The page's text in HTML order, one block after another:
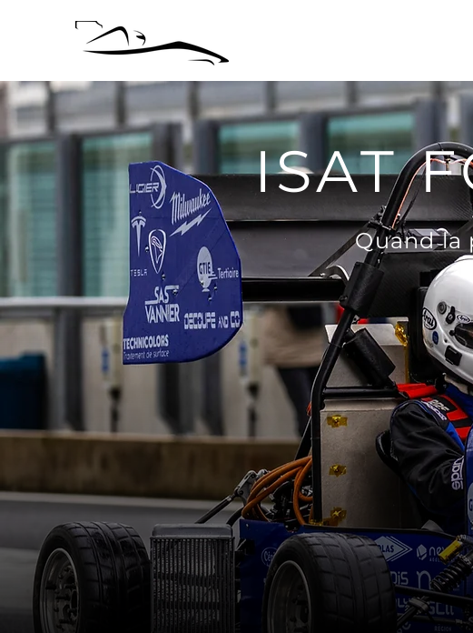
ISAT
Quand la